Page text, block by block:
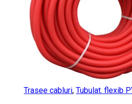
Trasee cabluri, Tubulat. flexib